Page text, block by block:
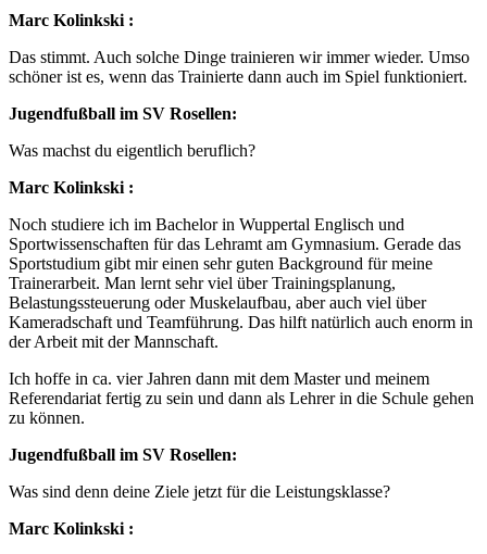
Marc Kolinkski :
Das stimmt. Auch solche Dinge trainieren wir immer wieder. Umso
schöner ist es, wenn das Trainierte dann auch im Spiel funktioniert.
Jugendfußball im SV Rosellen:
Was machst du eigentlich beruflich?
Marc Kolinkski :
Noch studiere ich im Bachelor in Wuppertal Englisch und
Sportwissenschaften für das Lehramt am Gymnasium. Gerade das
Sportstudium gibt mir einen sehr guten Background für meine
Trainerarbeit. Man lernt sehr viel über Trainingsplanung,
Belastungssteuerung oder Muskelaufbau, aber auch viel über
Kameradschaft und Teamführung. Das hilft natürlich auch enorm in
der Arbeit mit der Mannschaft.
Ich hoffe in ca. vier Jahren dann mit dem Master und meinem
Referendariat fertig zu sein und dann als Lehrer in die Schule gehen
zu können.
Jugendfußball im SV Rosellen:
Was sind denn deine Ziele jetzt für die Leistungsklasse?
Marc Kolinkski :